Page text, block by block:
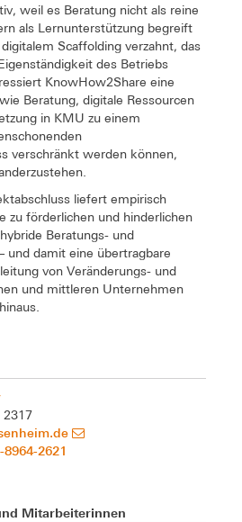
weil es Beratung nicht als reine
als Lernunterstützung begreift
Scaffolding verzahnt, das
des Betriebs
KnowHow2Share eine
Beratung, digitale Ressourcen
in KMU zu einem
verschränkt werden können,
liefert empirisch
zu förderlichen und hinderlichen
Beratungs- und
und damit eine übertragbare
von Veränderungs- und
und mittleren Unternehmen
2317
2621
Mitarbeiterinnen